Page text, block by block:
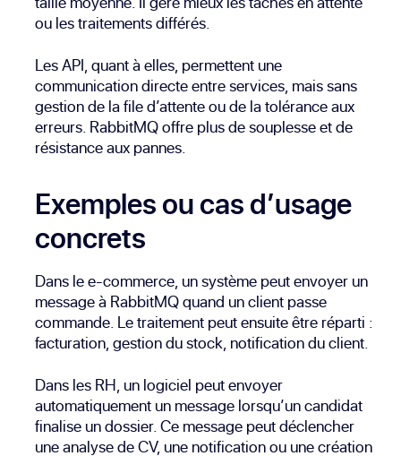
ou les traitements différés.
Les API, quant à elles, permettent une
communication directe entre services, mais sans
gestion de la file d’attente ou de la tolérance aux
erreurs. RabbitMQ offre plus de souplesse et de
résistance aux pannes.
Exemples ou cas d’usage
concrets
Dans le e-commerce, un système peut envoyer un
message à RabbitMQ quand un client passe
commande. Le traitement peut ensuite être réparti :
facturation, gestion du stock, notification du client.
Dans les RH, un logiciel peut envoyer
automatiquement un message lorsqu’un candidat
finalise un dossier. Ce message peut déclencher
une analyse de CV, une notification ou une création